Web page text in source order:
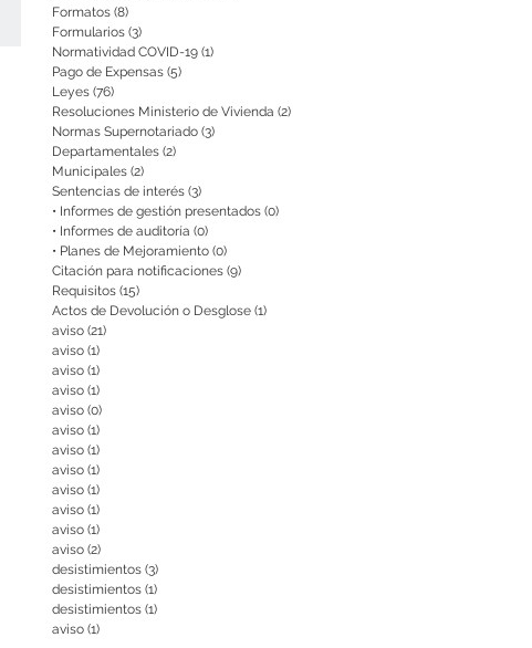
Formatos (8)
Formularios (3)
Normatividad COVID-19 (1)
Pago de Expensas (5)
Leyes (76)
Resoluciones Ministerio de Vivienda (2)
Normas Supernotariado (3)
Departamentales (2)
Municipales (2)
Sentencias de interés (3)
• Informes de gestión presentados (0)
• Informes de auditoría (0)
• Planes de Mejoramiento (0)
Citación para notificaciones (9)
Requisitos (15)
Actos de Devolución o Desglose (1)
aviso (21)
aviso (1)
aviso (1)
aviso (1)
aviso (0)
aviso (1)
aviso (1)
aviso (1)
aviso (1)
aviso (1)
aviso (1)
aviso (2)
desistimientos (3)
desistimientos (1)
desistimientos (1)
aviso (1)